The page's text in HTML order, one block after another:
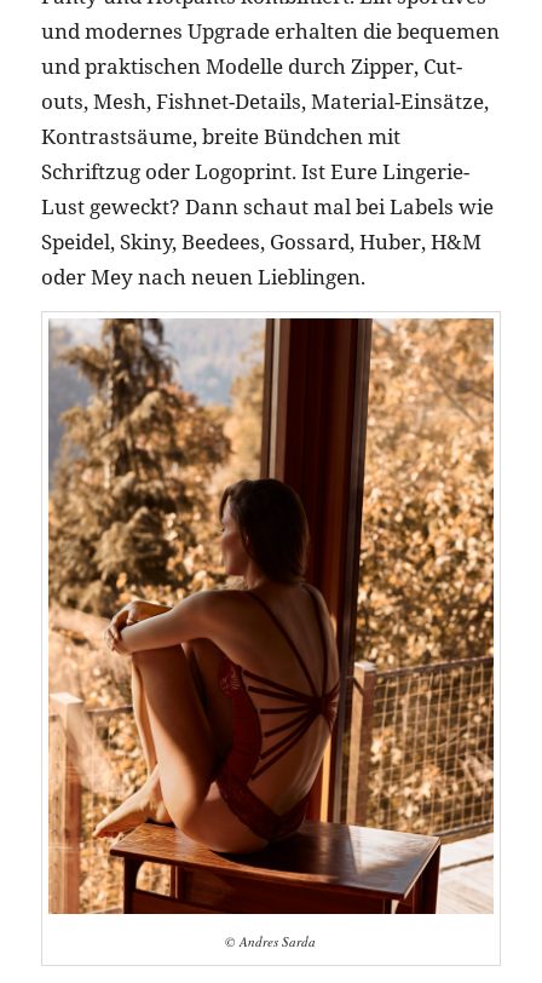
und modernes Upgrade erhalten die bequemen
und praktischen Modelle durch Zipper, Cut-
outs, Mesh, Fishnet-Details, Material-Einsätze,
Kontrastsäume, breite Bündchen mit
Schriftzug oder Logoprint. Ist Eure Lingerie-
Lust geweckt? Dann schaut mal bei Labels wie
Speidel, Skiny, Beedees, Gossard, Huber, H&M
oder Mey nach neuen Lieblingen.
© Andres Sarda